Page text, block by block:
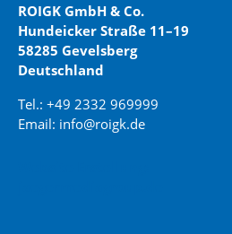
ROIGK GmbH & Co.
Hundeicker Straße 11–19
58285 Gevelsberg
Deutschland
Tel.: +49 2332 969999
Email: info@roigk.de